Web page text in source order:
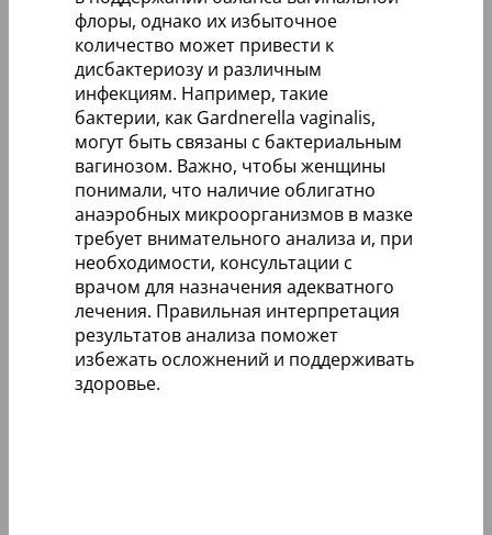
флоры, однако их избыточное
количество может привести к
дисбактериозу и различным
инфекциям. Например, такие
бактерии, как Gardnerella vaginalis,
могут быть связаны с бактериальным
вагинозом. Важно, чтобы женщины
понимали, что наличие облигатно
анаэробных микроорганизмов в мазке
требует внимательного анализа и, при
необходимости, консультации с
врачом для назначения адекватного
лечения. Правильная интерпретация
результатов анализа поможет
избежать осложнений и поддерживать
здоровье.